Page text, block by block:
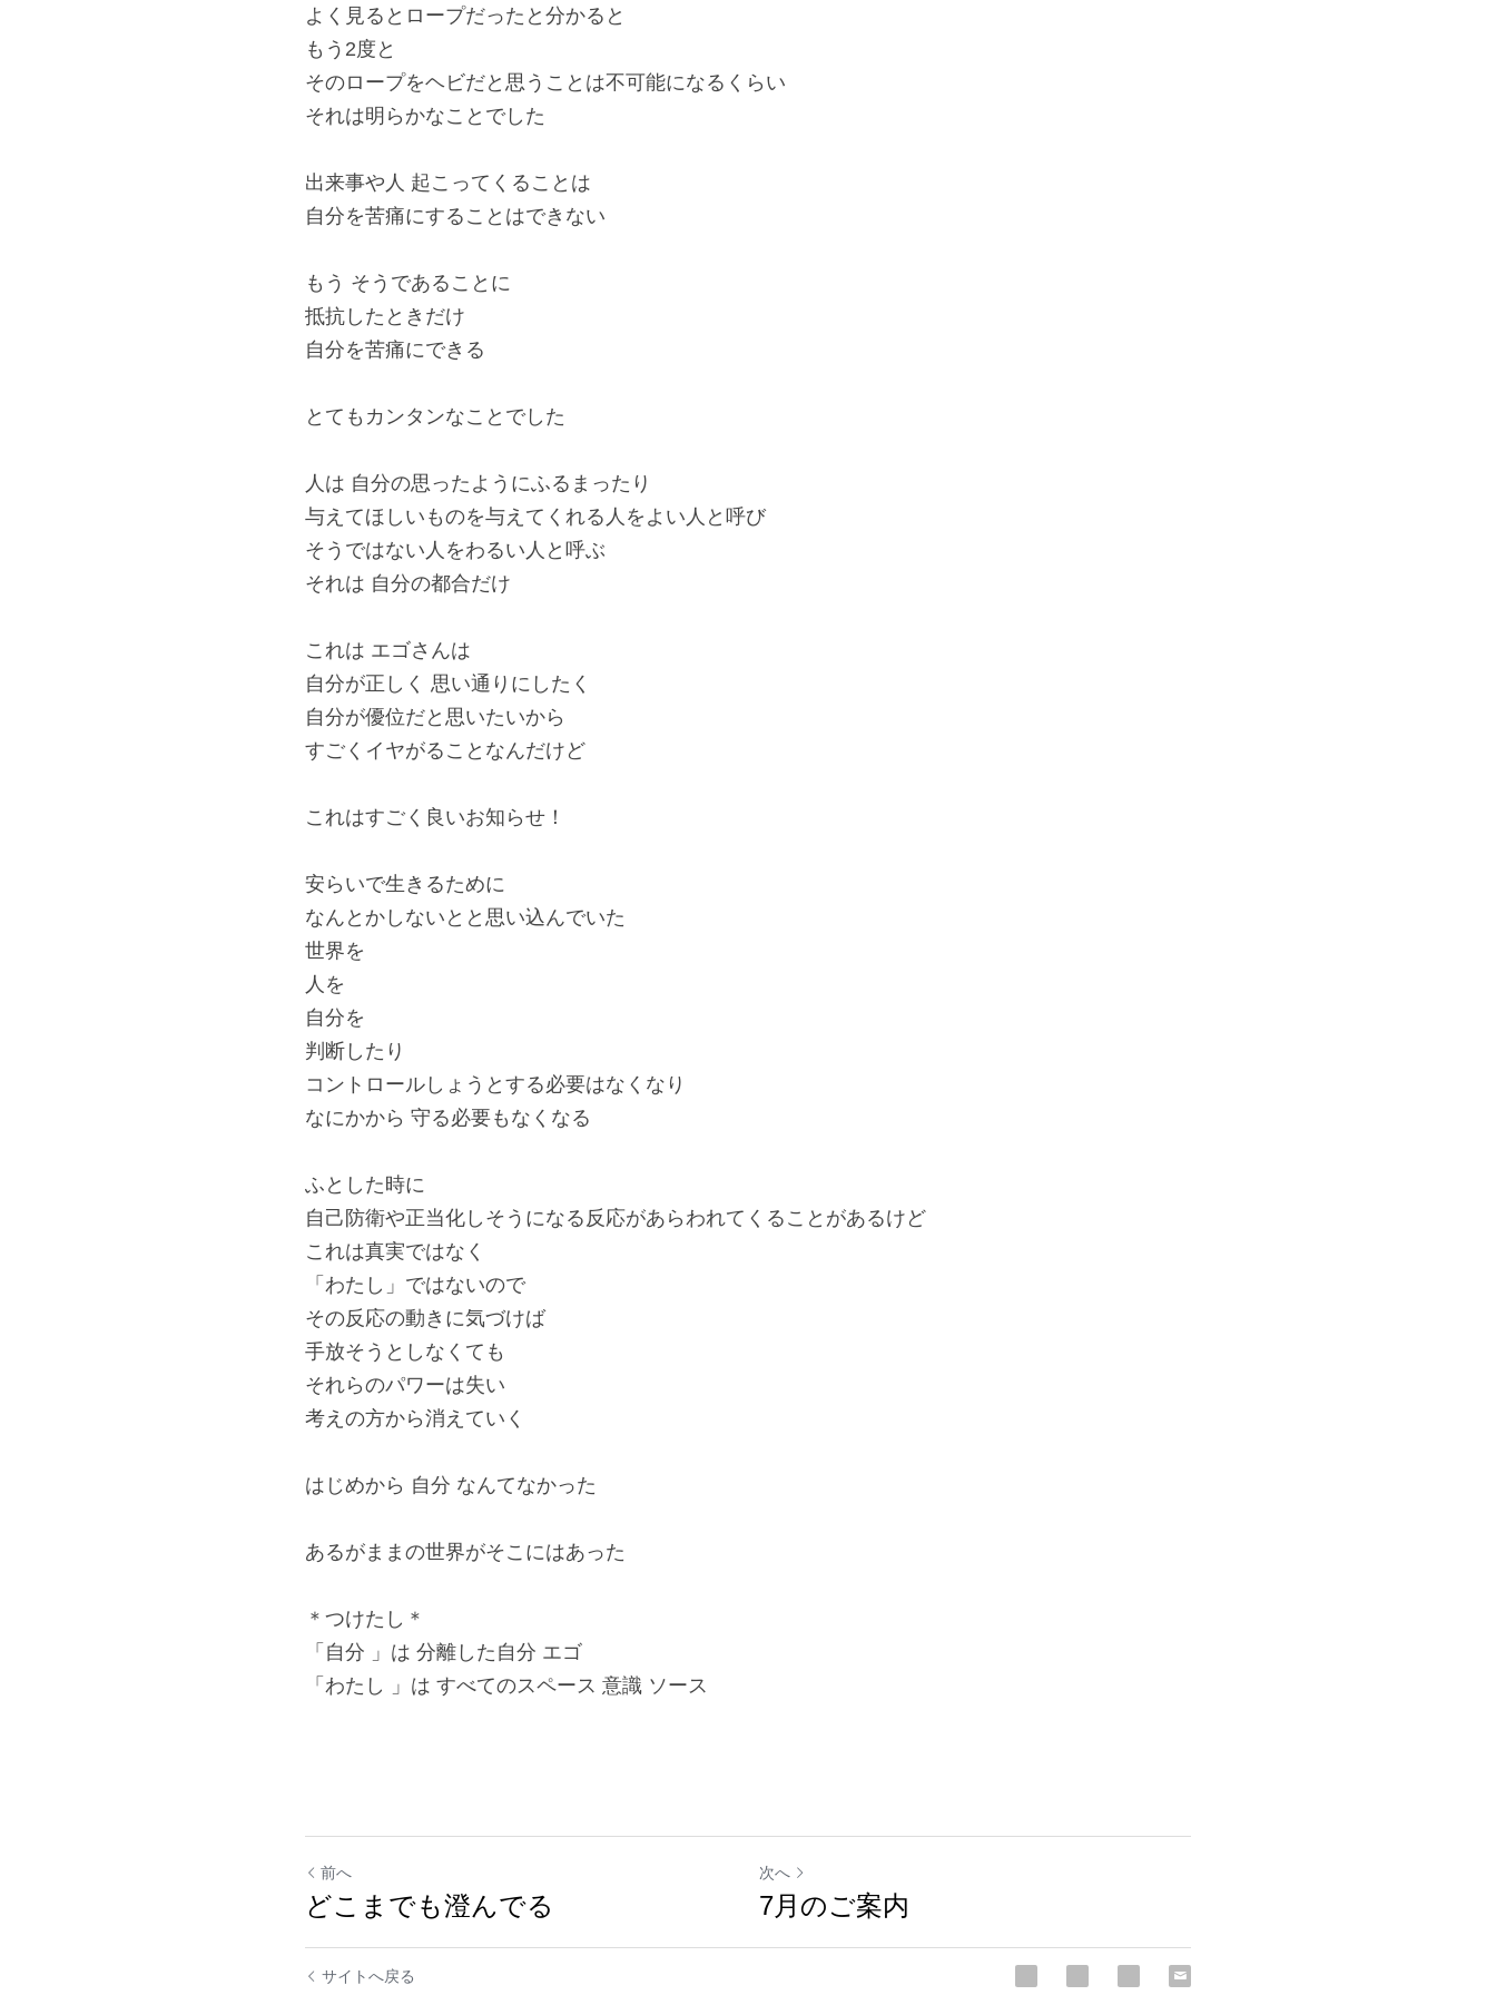
よく見るとロープだったと分かると
もう2度と
そのロープをヘビだと思うことは不可能になるくらい
それは明らかなことでした
出来事や人 起こってくることは
自分を苦痛にすることはできない
もう そうであることに
抵抗したときだけ
自分を苦痛にできる
とてもカンタンなことでした
人は 自分の思ったようにふるまったり
与えてほしいものを与えてくれる人をよい人と呼び
そうではない人をわるい人と呼ぶ
それは 自分の都合だけ
これは エゴさんは
自分が正しく 思い通りにしたく
自分が優位だと思いたいから
すごくイヤがることなんだけど
これはすごく良いお知らせ！
安らいで生きるために
なんとかしないとと思い込んでいた
世界を
人を
自分を
判断したり
コントロールしょうとする必要はなくなり
なにかから 守る必要もなくなる
ふとした時に
自己防衛や正当化しそうになる反応があらわれてくることがあるけど
これは真実ではなく
「わたし」ではないので
その反応の動きに気づけば
手放そうとしなくても
それらのパワーは失い
考えの方から消えていく
はじめから 自分 なんてなかった
あるがままの世界がそこにはあった
＊つけたし＊
「自分 」は 分離した自分 エゴ
「わたし 」は すべてのスペース 意識 ソース
前へ
どこまでも澄んでる
次へ
7月のご案内
サイトへ戻る